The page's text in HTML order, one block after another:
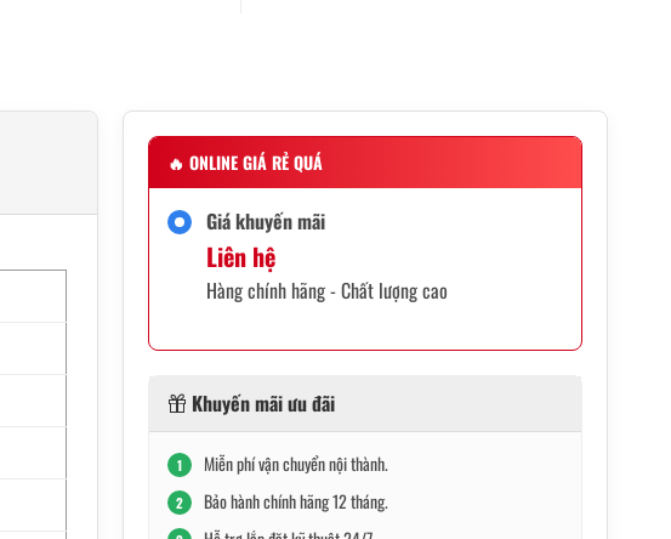
🔥 ONLINE GIÁ RẺ QUÁ
Giá khuyến mãi
Liên hệ
Hàng chính hãng - Chất lượng cao
Khuyến mãi ưu đãi
1 Miễn phí vận chuyển nội thành.
2 Bảo hành chính hãng 12 tháng.